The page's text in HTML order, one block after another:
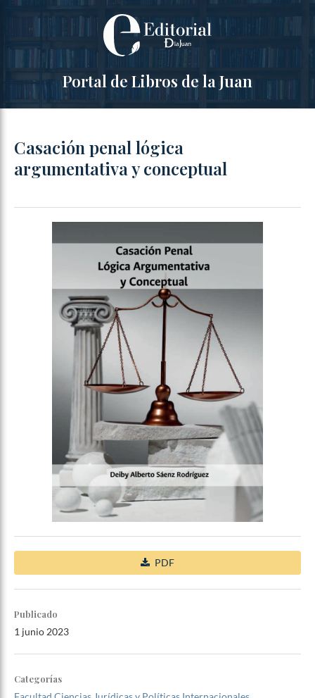
Portal de Libros de la Juan
Casación penal lógica
argumentativa y conceptual
PDF
Publicado
1 junio 2023
Categorías